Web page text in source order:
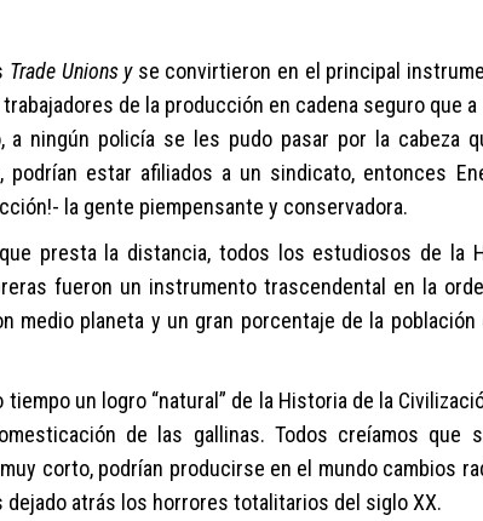
Trade Unions y se convirtieron en el principal
de la producción en cadena seguro que a
a ningún policía se les pudo pasar por la cabeza
podrían estar afiliados a un sindicato, entonces
la gente piempensante y conservadora.
presta la distancia, todos los estudiosos de la
fueron un instrumento trascendental en la
planeta y un gran porcentaje de la población
un logro “natural” de la Historia de la
de las gallinas. Todos creíamos que
corto,podrían producirse en el mundo cambios
dejado atrás los horrores totalitarios del siglo XX.